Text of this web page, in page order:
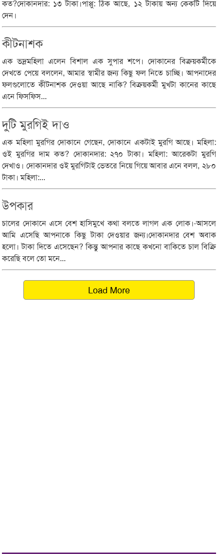
কত?দোকানদার: ১৩ টাকা।পাপ্পু: ঠিক আছে, ১২ টাকায় অন্য কেকটি দিয়ে
দেন।
কীটনাশক
এক ভদ্রমহিলা এলেন বিশাল এক সুপার শপে। দোকানের বিক্রয়কর্মীকে
দেখতে পেয়ে বললেন, আমার স্বামীর জন্য কিছু ফল নিতে চাচ্ছি। আপনাদের
ফলগুলোতে কীটনাশক দেওয়া আছে নাকি? বিক্রয়কর্মী মুখটা কানের কাছে
এনে ফিসফিস...
দুটি মুরগিই দাও
এক মহিলা মুরগির দোকানে গেছেন, দোকানে একটাই মুরগি আছে। মহিলা:
ওই মুরগির দাম কত? দোকানদার: ২৭০ টাকা। মহিলা: আরেকটা মুরগি
দেখাও। দোকানদার ওই মুরগিটাই ভেতরে নিয়ে গিয়ে আবার এনে বলল, ২৮০
টাকা। মহিলা:...
উপকার
চালের দোকানে এসে বেশ হাসিমুখে কথা বলতে লাগল এক লোক।-আসলে
আমি এসেছি আপনাকে কিছু টাকা দেওয়ার জন্য।দোকানদার বেশ অবাক
হলো। টাকা দিতে এসেছেন? কিন্তু আপনার কাছে কখনো বাকিতে চাল বিক্রি
করেছি বলে তো মনে...
Load More